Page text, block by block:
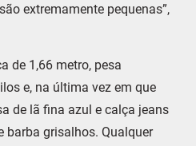
extremamente pequenas”,
de 1,66 metro, pesa
e, na última vez em que
de lã fina azul e calça jeans
barba grisalhos. Qualquer